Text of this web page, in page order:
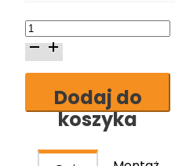
ilość
Skrzydło
drzwiowe
GaleriaDodaj do
koszyka